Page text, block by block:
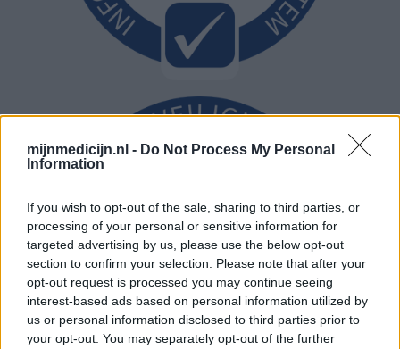
mijnmedicijn.nl - Do Not Process My Personal
Information
If you wish to opt-out of the sale, sharing to third parties, or
processing of your personal or sensitive information for
targeted advertising by us, please use the below opt-out
section to confirm your selection. Please note that after your
opt-out request is processed you may continue seeing
interest-based ads based on personal information utilized by
us or personal information disclosed to third parties prior to
your opt-out. You may separately opt-out of the further